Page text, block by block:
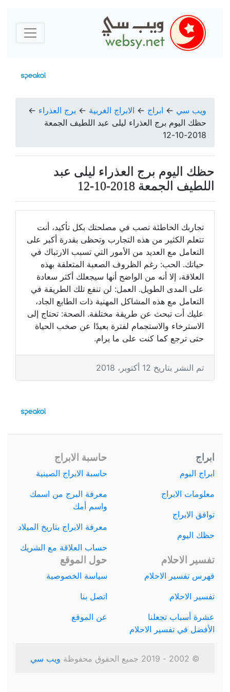
ويب سي ← ابراج ← الابراج الغربية ← برج العذراء ←
حظك اليوم برج العذراء ليلى عبد اللطيف الجمعة
2018-10-12
حظك اليوم برج العذراء ليلى عبد
اللطيف الجمعة 2018-10-12
تجاربك الخاطئة تصب في مصلحتك بكل تأكيد، أنت
تتعلم الكثير من هذه التجارب وتحظى بقدرة أكبر على
التعامل مع العديد من الأمور التي تسبب الارتباك في
حياتك. الحب: رغم الظروف الصعبة المتعلقة بهذه
العلاقة، إلا أنه من الواضح أنها سيجعلك أكثر سعادة
على المدى الطويل. العمل: لن تنفع تلك الطريقة في
التعامل مع هذه المشاكل المهنية ذات الطابع الجاد،
عليك أت تبحث عن طريقة مختلفة. الصحة: تحتاج إلى
الاسترخاء والاستجمام لفترة بعيدًا عن صخب الحياة
حتى ترجع كما كنت على ما يرام.
تم النشر بتاريخ 12 أكتوبر، 2018
ابراج
ابراج اليوم
معلومات الابراج
توافق الابراج
حظك اليوم
حاسبة الابراج
حاسبة الابراج الصينية
معرفة البرج من اسمك
واسم أمك
معرفة الابراج بتاريخ الميلاد
حساب العلاقة مع الشريك
تفسير الاحلام
فهرس تفسير الاحلام
تفسير الاحلام
عشرة أسباب تجعلنا
الأفضل في تفسير الاحلام
حول الموقع
سياسة الخصوصية
اتصل بنا
عن الموقع
© 2002 - 2019 جميع الحقوق محفوظة ويب سي